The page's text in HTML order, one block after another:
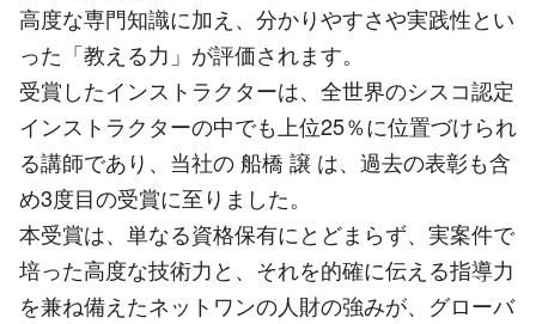
高度な専門知識に加え、分かりやすさや実践性とい
った「教える力」が評価されます。
受賞したインストラクターは、全世界のシスコ認定
インストラクターの中でも上位25％に位置づけられ
る講師であり、当社の 船橋 譲 は、過去の表彰も含
め3度目の受賞に至りました。
本受賞は、単なる資格保有にとどまらず、実案件で
培った高度な技術力と、それを的確に伝える指導力
を兼ね備えたネットワンの人財の強みが、グローバ